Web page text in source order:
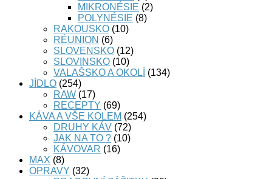
MIKRONÉSIE (2)
POLYNÉSIE (8)
RAKOUSKO (10)
RÉUNION (6)
SLOVENSKO (12)
SLOVINSKO (10)
VALAŠSKO A OKOLÍ (134)
JÍDLO (254)
RAW (17)
RECEPTY (69)
KÁVA A VŠE KOLEM (254)
DRUHY KÁV (72)
JAK NA TO ? (10)
KÁVOVAR (16)
MAX (8)
OPRAVY (32)